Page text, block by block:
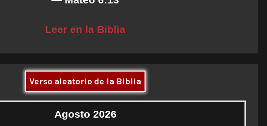
Leer en la Biblia
Verso aleatorio de la Biblia
Agosto 2026